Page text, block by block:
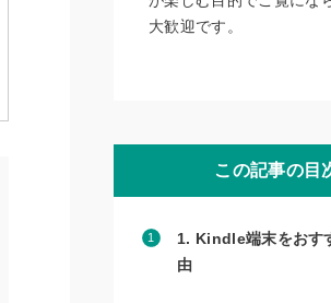
大歓迎です。
この記事の目
1. Kindle端末をおす
由